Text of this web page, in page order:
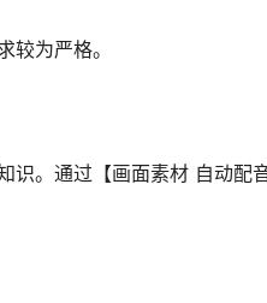
为严格。
。通过【画面素材 自动配音